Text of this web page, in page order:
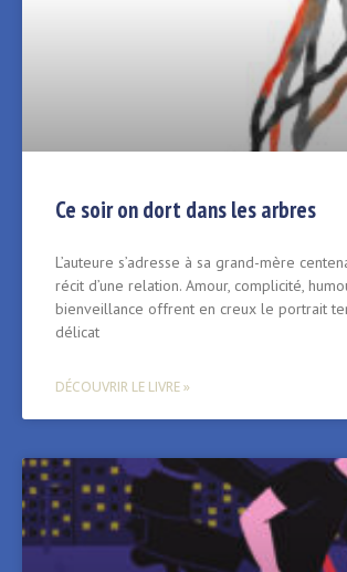
Ce soir on dort dans les arbres
L’auteure s’adresse à sa grand-mère
récit d’une relation. Amour, complicité,
bienveillance offrent en creux le portrait
délicat
DÉCOUVRIR LE LIVRE »